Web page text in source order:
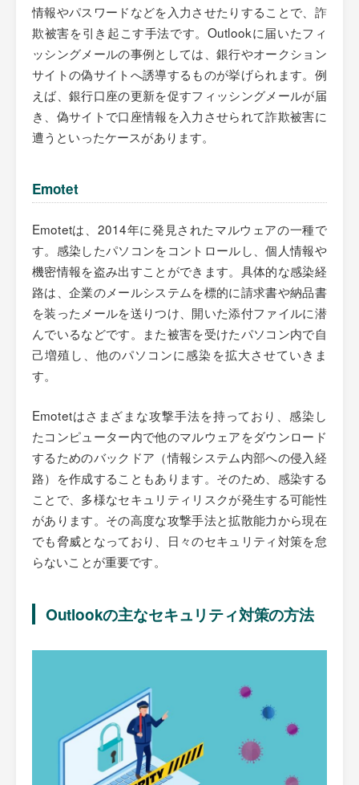
情報やパスワードなどを入力させたりすることで、詐
欺被害を引き起こす手法です。Outlookに届いたフィ
ッシングメールの事例としては、銀行やオークション
サイトの偽サイトへ誘導するものが挙げられます。例
えば、銀行口座の更新を促すフィッシングメールが届
き、偽サイトで口座情報を入力させられて詐欺被害に
遭うといったケースがあります。
Emotet
Emotetは、2014年に発見されたマルウェアの一種で
す。感染したパソコンをコントロールし、個人情報や
機密情報を盗み出すことができます。具体的な感染経
路は、企業のメールシステムを標的に請求書や納品書
を装ったメールを送りつけ、開いた添付ファイルに潜
んでいるなどです。また被害を受けたパソコン内で自
己増殖し、他のパソコンに感染を拡大させていきま
す。
Emotetはさまざまな攻撃手法を持っており、感染し
たコンピューター内で他のマルウェアをダウンロード
するためのバックドア（情報システム内部への侵入経
路）を作成することもあります。そのため、感染する
ことで、多様なセキュリティリスクが発生する可能性
があります。その高度な攻撃手法と拡散能力から現在
でも脅威となっており、日々のセキュリティ対策を怠
らないことが重要です。
Outlookの主なセキュリティ対策の方法